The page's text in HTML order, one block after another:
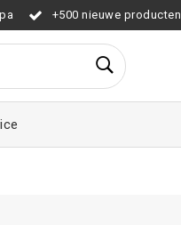
+500 nieuwe producten